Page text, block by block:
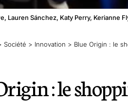
Lauren Sánchez, Katy Perry, Kerianne
Société > Innovation > Blue Origin : le
: le